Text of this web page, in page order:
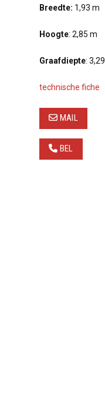
Breedte: 1,93 m
Hoogte: 2,85 m
Graafdiepte: 3,29
technische fiche
MAIL
BEL